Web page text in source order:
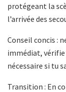
protégeant la
l’arrivée des
Conseil concis :
immédiat,
nécessaire si tu
Transition : En